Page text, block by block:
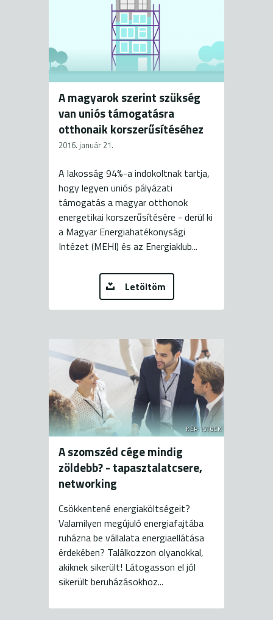
A magyarok szerint szükség
van uniós támogatásra
otthonaik korszerűsítéséhez
2016. január 21.
A lakosság 94%-a indokoltnak tartja,
hogy legyen uniós pályázati
támogatás a magyar otthonok
energetikai korszerűsítésére - derül ki
a Magyar Energiahatékonysági
Intézet (MEHI) és az Energiaklub...
Letöltöm
KÉP: ISTOCK
A szomszéd cége mindig
zöldebb? - tapasztalatcsere,
networking
Csökkentené energiaköltségeit?
Valamilyen megújuló energiafajtába
ruházna be vállalata energiaellátása
érdekében? Találkozzon olyanokkal,
akiknek sikerült! Látogasson el jól
sikerült beruházásokhoz...